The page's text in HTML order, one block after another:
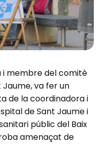
i membre del comitè
Jaume, va fer un
de la coordinadora i
de Sant Jaume i
públic del Baix
amenaçat de